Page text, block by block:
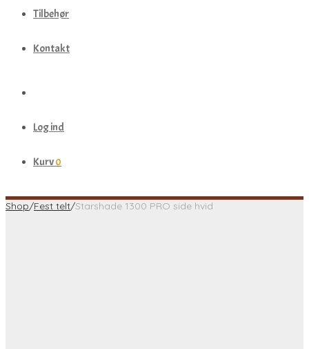
Tilbehør
Kontakt
Log ind
Kurv0
Shop/Fest telt/Starshade 1300 PRO side hvid